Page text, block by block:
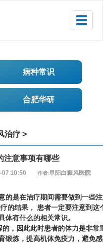
Toggle
病种常识
合肥华研
治疗 >
注意事项有哪些
07 10:50 作者:阜阳白癜风医院
是在治疗期间需要做到一些
的结果， 患者一定要注意到这
体有什么的相关常识。
因此此时患者的体力是非常
锻炼，提高机体免疫力，避免